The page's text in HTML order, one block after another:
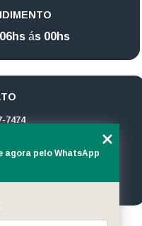
ás 00hs
7474
agora pelo WhatsApp